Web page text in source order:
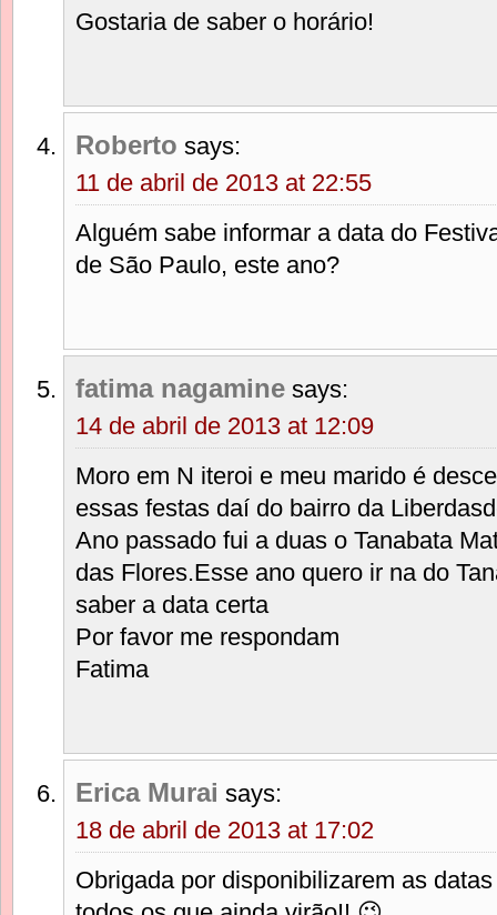
Gostaria de saber o horário!
Roberto says:
11 de abril de 2013 at 22:55
Alguém sabe informar a data do
de São Paulo, este ano?
fatima nagamine says:
14 de abril de 2013 at 12:09
Moro em N iteroi e meu marido é
essas festas daí do bairro da
Ano passado fui a duas o Tanabata
das Flores.Esse ano quero ir na do
saber a data certa
Por favor me respondam
Fatima
Erica Murai says:
18 de abril de 2013 at 17:02
Obrigada por disponibilizarem as